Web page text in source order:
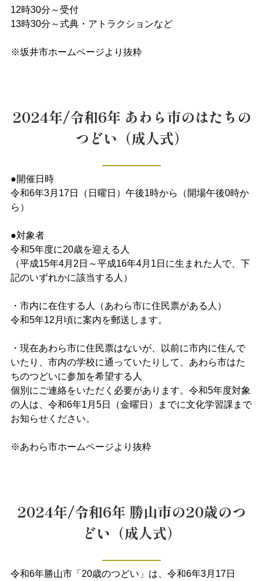
12時30分～受付
13時30分～式典・アトラクションなど
※坂井市ホームページより抜粋
2024年/令和6年 あわら市のはたちの
つどい（成人式）
●開催日時
令和6年3月17日（日曜日）午後1時から（開場午後0時か
ら）
●対象者
令和5年度に20歳を迎える人
（平成15年4月2日～平成16年4月1日に生まれた人で、下
記のいずれかに該当する人）
・市内に在住する人（あわら市に住民票がある人）
令和5年12月頃に案内を郵送します。
・現在あわら市に住民票はないが、以前に市内に住んで
いたり、市内の学校に通っていたりして、あわら市はた
ちのつどいに参加を希望する人
個別にご連絡をいただく必要があります。令和5年度対象
の人は、令和6年1月5日（金曜日）までに文化学習課まで
お知らせください。
※あわら市ホームページより抜粋
2024年/令和6年 勝山市の20歳のつ
どい（成人式）
令和6年勝山市「20歳のつどい」は、令和6年3月17日